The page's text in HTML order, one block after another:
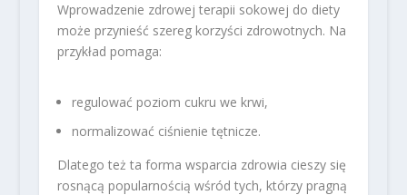
Wprowadzenie zdrowej terapii sokowej do diety
może przynieść szereg korzyści zdrowotnych. Na
przykład pomaga:
regulować poziom cukru we krwi,
normalizować ciśnienie tętnicze.
Dlatego też ta forma wsparcia zdrowia cieszy się
rosnącą popularnością wśród tych, którzy pragną